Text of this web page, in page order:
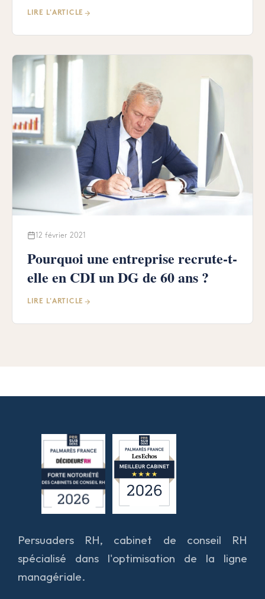
LIRE L'ARTICLE
12 février 2021
Pourquoi une entreprise recrute-t-
elle en CDI un DG de 60 ans ?
LIRE L'ARTICLE
Persuaders RH, cabinet de conseil RH
spécialisé dans l'optimisation de la ligne
managériale.